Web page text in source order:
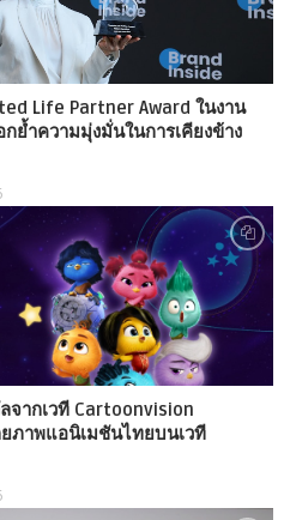
Life Partner Award ในงาน
ย้ำความมุ่งมั่นในการเคียงข้าง
จากเวที Cartoonvision
ภาพแอนิเมชันไทยบนเวที